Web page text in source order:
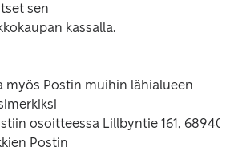
sen
myös Postin muihin lähialueen
Postin